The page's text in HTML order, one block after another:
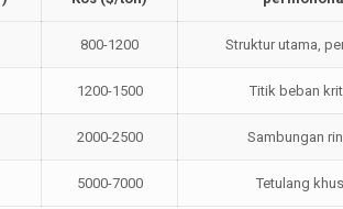
800-1200 Struktur utama,
1200-1500 Titik beban
2000-2500 Sambungan
5000-7000 Tetulang